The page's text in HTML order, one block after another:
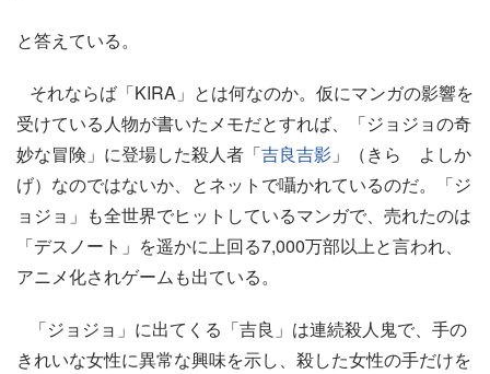
と答えている。
それならば「KIRA」とは何なのか。仮にマンガの影響を
受けている人物が書いたメモだとすれば、「ジョジョの奇
妙な冒険」に登場した殺人者「吉良吉影 」（きら よしか
げ）なのではないか、とネットで囁かれているのだ。「ジ
ョジョ」も全世界でヒットしているマンガで、売れたのは
「デスノート」を遥かに上回る7,000万部以上と言われ、
アニメ化されゲームも出ている。
「ジョジョ」に出てくる「吉良」は連続殺人鬼で、手の
きれいな女性に異常な興味を示し、殺した女性の手だけを